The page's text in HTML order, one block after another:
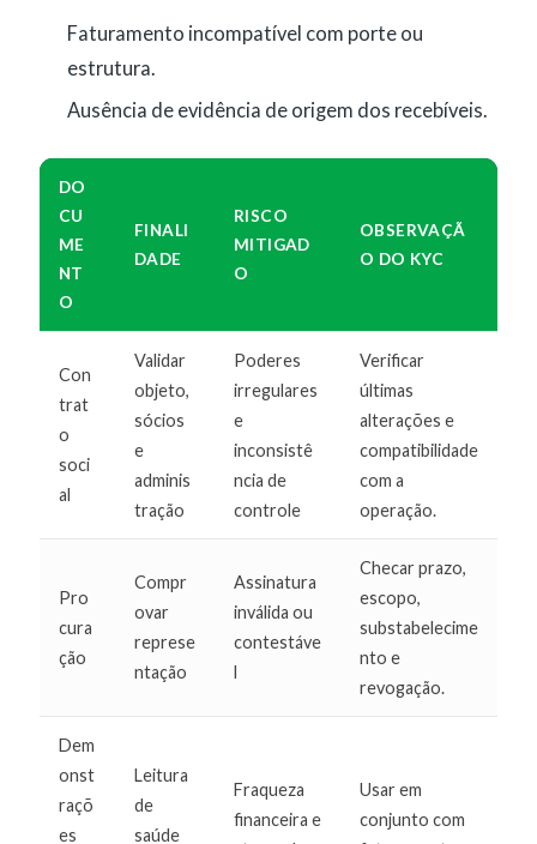
Faturamento incompatível com porte ou
estrutura.
Ausência de evidência de origem dos recebíveis.
DO
CU
ME
NT
O
FINALI
DADE
RISCO
MITIGAD
O
OBSERVAÇÃ
O DO KYC
Con
trat
o
soci
al
Validar
objeto,
sócios
e
adminis
tração
Poderes
irregulares
e
inconsistê
ncia de
controle
Verificar
últimas
alterações e
compatibilidade
com a
operação.
Pro
cura
ção
Compr
ovar
represe
ntação
Assinatura
inválida ou
contestáve
l
Checar prazo,
escopo,
substabelecime
nto e
revogação.
Dem
onst
raçõ
es
Leitura
de
saúde
Fraqueza
financeira e
Usar em
conjunto com